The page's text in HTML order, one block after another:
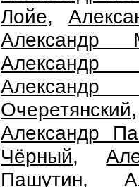
Лойе,
Александр
Александр
Александр
Очеретянский
Александр
Чёрный,
Пашутин,